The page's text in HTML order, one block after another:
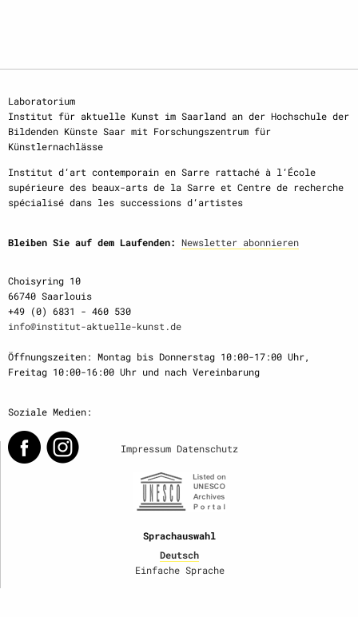
Laboratorium
Institut für aktuelle Kunst im Saarland an der Hochschule der
Bildenden Künste Saar mit Forschungszentrum für
Künstlernachlässe
Institut d‘art contemporain en Sarre rattaché à l‘École
supérieure des beaux-arts de la Sarre et Centre de recherche
spécialisé dans les successions d‘artistes
Bleiben Sie auf dem Laufenden: Newsletter abonnieren
Choisyring 10
66740 Saarlouis
+49 (0) 6831 - 460 530
info@institut-aktuelle-kunst.de
Öffnungszeiten: Montag bis Donnerstag 10:00-17:00 Uhr,
Freitag 10:00-16:00 Uhr und nach Vereinbarung
Soziale Medien:
Impressum Datenschutz
Sprachauswahl
Deutsch
Einfache Sprache